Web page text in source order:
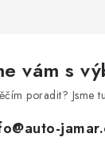
vám s
poradit? Jsme
@auto-